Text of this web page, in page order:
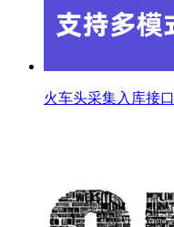
火车头采集入库接口